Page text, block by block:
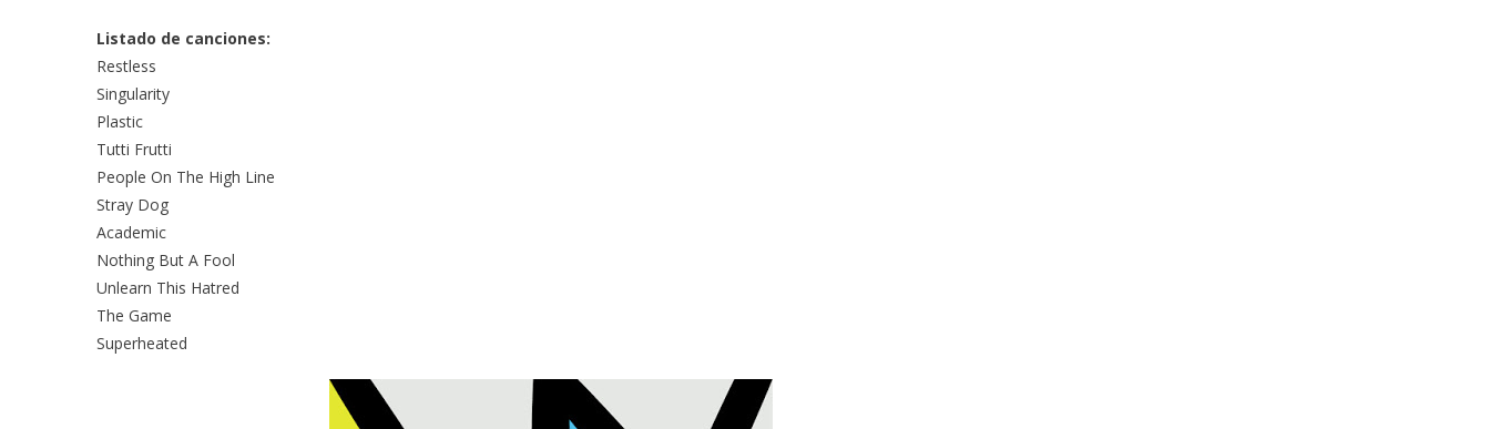
Listado de canciones:
Restless
Singularity
Plastic
Tutti Frutti
People On The High Line
Stray Dog
Academic
Nothing But A Fool
Unlearn This Hatred
The Game
Superheated